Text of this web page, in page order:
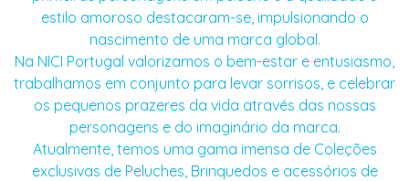
estilo amoroso destacaram-se, impulsionando o
nascimento de uma marca global.
Na NICI Portugal valorizamos o bem-estar e entusiasmo,
trabalhamos em conjunto para levar sorrisos, e celebrar
os pequenos prazeres da vida através das nossas
personagens e do imaginário da marca.
Atualmente, temos uma gama imensa de Coleções
exclusivas de Peluches, Brinquedos e acessórios de